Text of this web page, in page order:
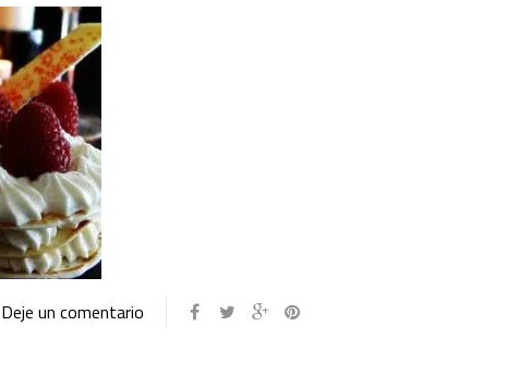
Deje un comentario